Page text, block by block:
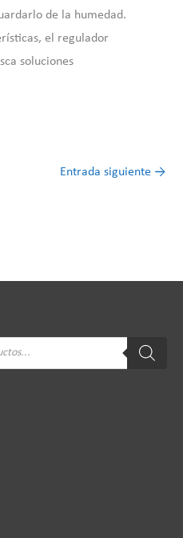
de la humedad.
el regulador
soluciones
Entrada siguiente →